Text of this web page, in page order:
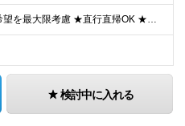
★勤務地は希望を最大限考慮 ★直行直帰OK ★車通勤のエリアもあり ★研修は、下記いずれかの研修センターで行います ・東京校（東京本社とアクセスは同様） ・大阪校（大阪府大阪市中央区道修町 2-1-1
検討中に入れる